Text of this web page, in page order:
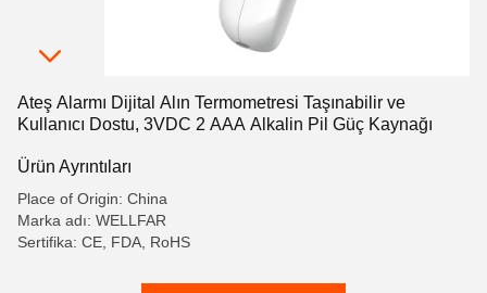
Ateş Alarmı Dijital Alın Termometresi Taşınabilir ve
Kullanıcı Dostu, 3VDC 2 AAA Alkalin Pil Güç Kaynağı
Ürün Ayrıntıları
Place of Origin: China
Marka adı: WELLFAR
Sertifika: CE, FDA, RoHS